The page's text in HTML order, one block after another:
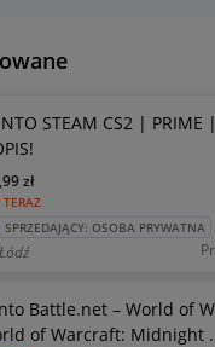
STEAM CS2 | PRIME
TERAZ
,99zł
SPRZEDAJĄCY: OSOBA PRYWATNA
Łódź
Battle.net – World of
of Warcraft: Midnight